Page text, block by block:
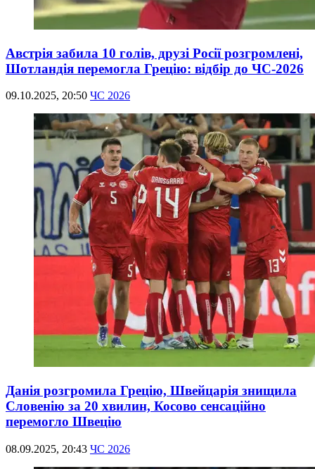
Австрія забила 10 голів, друзі Росії розгромлені,
Шотландія перемогла Грецію: відбір до ЧС-2026
09.10.2025, 20:50 ЧС 2026
Данія розгромила Грецію, Швейцарія знищила
Словенію за 20 хвилин, Косово сенсаційно
перемогло Швецію
08.09.2025, 20:43 ЧС 2026